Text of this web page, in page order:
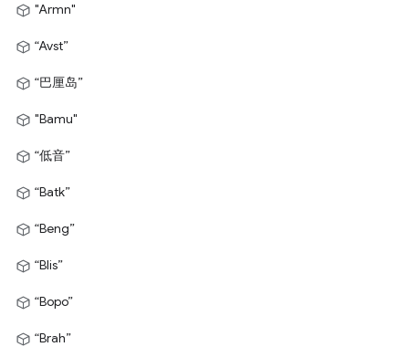
"Armn"
“Avst”
“巴厘岛”
"Bamu"
“低音”
“Batk”
“Beng”
“Blis”
“Bopo”
“Brah”